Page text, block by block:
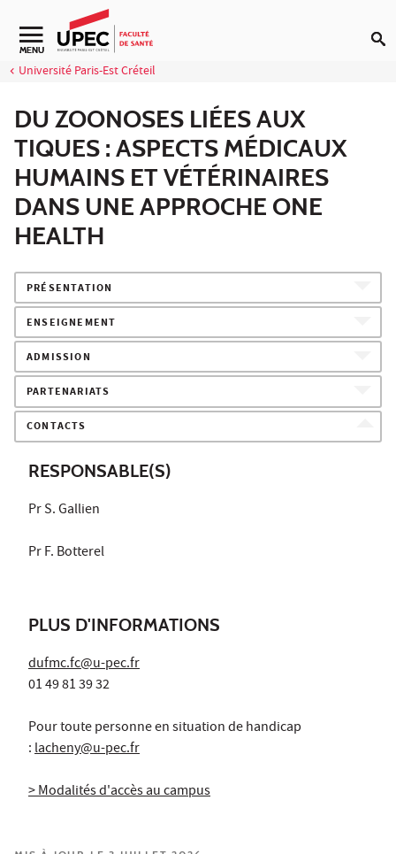
Aller au contenu
Navigation secondaire
MENU
Université Paris-Est Créteil
DU ZOONOSES LIÉES AUX
TIQUES : ASPECTS MÉDICAUX
HUMAINS ET VÉTÉRINAIRES
DANS UNE APPROCHE ONE
HEALTH
PRÉSENTATION
ENSEIGNEMENT
ADMISSION
PARTENARIATS
CONTACTS
RESPONSABLE(S)
Pr S. Gallien
Pr F. Botterel
PLUS D'INFORMATIONS
dufmc.fc@u-pec.fr
01 49 81 39 32
Pour toute personne en situation de handicap
:lacheny@u-pec.fr
> Modalités d'accès au campus